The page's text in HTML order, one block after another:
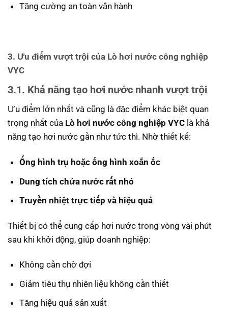
Tăng cường an toàn vận hành
3. Ưu điểm vượt trội của Lò hơi nước công nghiệp
VYC
3.1. Khả năng tạo hơi nước nhanh vượt trội
Ưu điểm lớn nhất và cũng là đặc điểm khác biệt quan
trọng nhất của Lò hơi nước công nghiệp VYC là khả
năng tạo hơi nước gần như tức thì. Nhờ thiết kế:
Ống hình trụ hoặc ống hình xoắn ốc
Dung tích chứa nước rất nhỏ
Truyền nhiệt trực tiếp và hiệu quả
Thiết bị có thể cung cấp hơi nước trong vòng vài phút
sau khi khởi động, giúp doanh nghiệp:
Không cần chờ đợi
Giảm tiêu thụ nhiên liệu không cần thiết
Tăng hiệu quả sản xuất